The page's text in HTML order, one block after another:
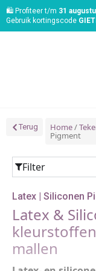
🛍️ Profiteer t/m 31
Gebruik kortingscode
Terug Home/
Pigment
Filter
Latex | Siliconen
Latex &
mallen